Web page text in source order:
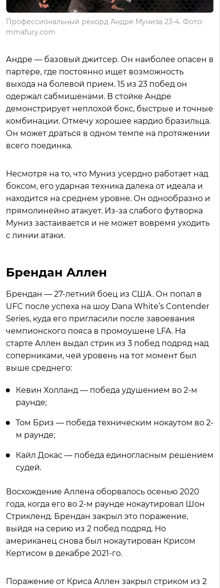
Профессиональный рекорд Андре Муниза 23-4. Фото:
mmafury.com
Андре — базовый джитсер. Он наиболее опасен в
партере, где постоянно ищет возможность
выхода на болевой прием. 15 из 23 побед он
одержал сабмишенами. В стойке Андре
демонстрирует неплохой бокс, быстрые и точные
комбинации. Отмечу хорошее кардио бразильца.
Он может драться в одном темпе на протяжении
всего поединка.
Несмотря на то, что Муниз усердно работает над
боксом, его ударная техника далека от идеала и
находится на среднем уровне. Он однообразно и
прямолинейно атакует. Из-за слабого футворка
Муниз застаивается и не может вовремя уходить
с линии атаки.
Брендан Аллен
Брендан — 27-летний боец из США. Он попал в
UFC после успеха на шоу Dana White’s Contender
Series, куда его пригласили после завоевания
чемпионского пояса в промоушене LFA. На
старте Аллен выдал стрик из 3 побед подряд над
соперниками, чей уровень на тот момент был
выше среднего:
Кевин Холланд — победа удушением во 2-м
раунде;
Том Бриз — победа техническим нокаутом во 2-
м раунде;
Кайл Докас — победа единогласным решением
судей.
Восхождение Аллена оборвалось осенью 2020
года, когда его во 2-м раунде нокаутировал Шон
Стрикленд. Брендан закрыл это поражение,
выйдя на серию из 2 побед подряд. Но
американец снова был нокаутирован Крисом
Кертисом в декабре 2021-го.
Поражение от Криса Аллен закрыл стриком из 2